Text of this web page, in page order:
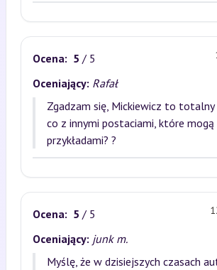
Ocena: 5 / 5
Oceniający: Rafał
Zgadzam się, Mickiewicz to totalny
co z innymi postaciami, które mogą
przykładami? ?
Ocena: 5 / 5
Oceniający: junk m.
Myślę, że w dzisiejszych czasach